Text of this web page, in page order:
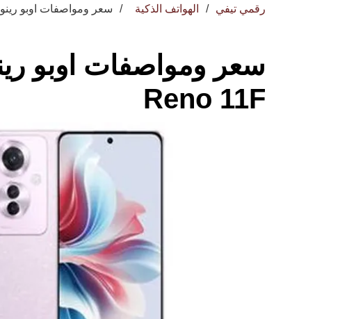
رقمي تيفي الهواتف الذكية سعر ومواصفات اوبو رينو 11 اف – Oppo Reno 11F
Reno 11F